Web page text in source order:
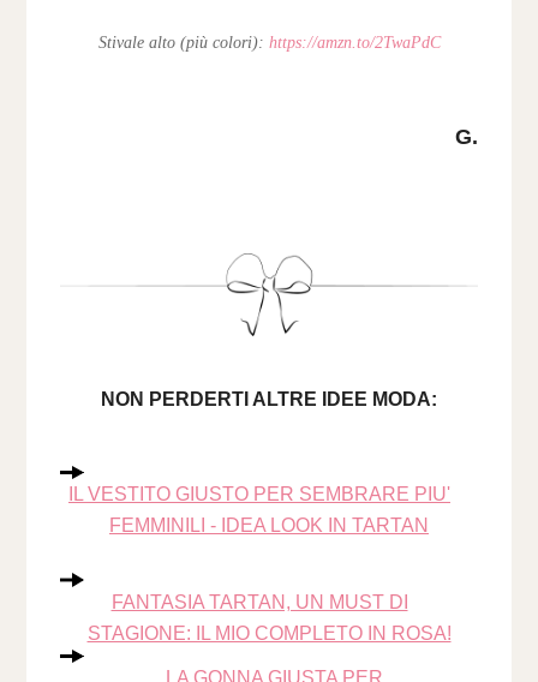
Stivale alto (più colori): https://amzn.to/2TwaPdC
G.
NON PERDERTI ALTRE IDEE MODA:
IL VESTITO GIUSTO PER SEMBRARE PIU'
FEMMINILI - IDEA LOOK IN TARTAN
FANTASIA TARTAN, UN MUST DI
STAGIONE: IL MIO COMPLETO IN ROSA!
LA GONNA GIUSTA PER